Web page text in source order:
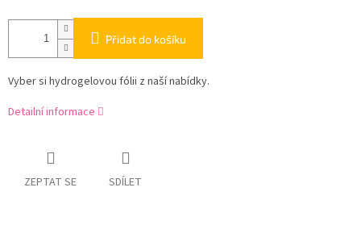
Přidat do košíku
Vyber si hydrogelovou fólii z naší nabídky.
Detailní informace
ZEPTAT SE SDÍLET